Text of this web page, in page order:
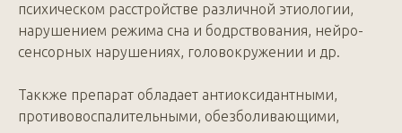
психическом расстройстве различной этиологии,
нарушением режима сна и бодрствования, нейро-
сенсорных нарушениях, головокружении и др.
Таккже препарат обладает антиоксидантными,
противовоспалительными, обезболивающими,